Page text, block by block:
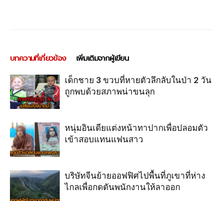
บทความที่เกี่ยวข้อง เพิ่มเติมจากผู้เขียน
เด็กชาย 3 ขวบที่หายตัวลึกลับในป่า 2 วัน
ถูกพบด้วยสภาพน่าขนลุก
หนุ่มอินเดียแต่งหน้าทาปากเพื่อปลอมตัว
เข้าสอบแทนแฟนสาว
บริษัทจีนย้ายออฟฟิศไปพื้นที่ภูเขาที่ห่าง
ไกลเพื่อกดดันพนักงานให้ลาออก